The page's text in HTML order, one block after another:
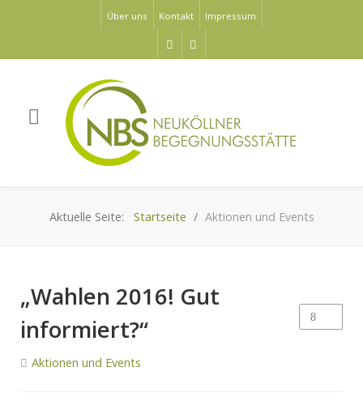
Über uns Kontakt Impressum
Aktuelle Seite: Startseite Aktionen und Events
„Wahlen 2016! Gut
informiert?“
Aktionen und Events